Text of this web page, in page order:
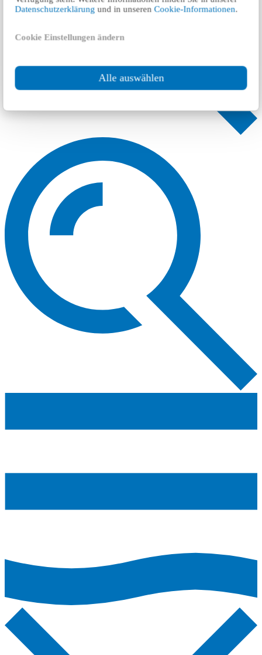
Datenschutzerklärung und in unserenCookie-Informationen.
Cookie Einstellungen ändern
Alle auswählen